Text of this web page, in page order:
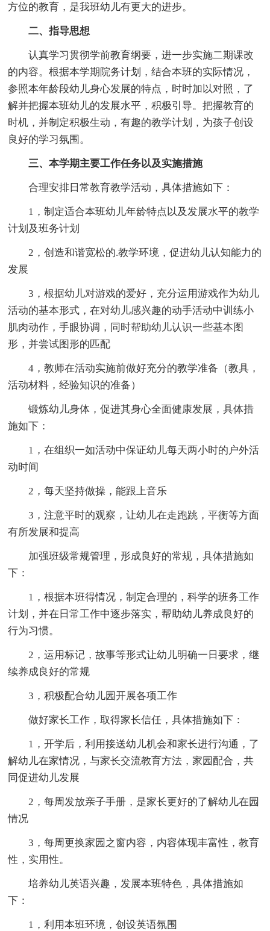
方位的教育，是我班幼儿有更大的进步。
二、指导思想
认真学习贯彻学前教育纲要，进一步实施二期课改
的内容。根据本学期院务计划，结合本班的实际情况，
参照本年龄段幼儿身心发展的特点，时时加以对照，了
解并把握本班幼儿的发展水平，积极引导。把握教育的
时机，并制定积极生动，有趣的教学计划，为孩子创设
良好的学习氛围。
三、本学期主要工作任务以及实施措施
合理安排日常教育教学活动，具体措施如下：
1，制定适合本班幼儿年龄特点以及发展水平的教学
计划及班务计划
2，创造和谐宽松的.教学环境，促进幼儿认知能力的
发展
3，根据幼儿对游戏的爱好，充分运用游戏作为幼儿
活动的基本形式，在对幼儿感兴趣的动手活动中训练小
肌肉动作，手眼协调，同时帮助幼儿认识一些基本图
形，并尝试图形的匹配
4，教师在活动实施前做好充分的教学准备（教具，
活动材料，经验知识的准备）
锻炼幼儿身体，促进其身心全面健康发展，具体措
施如下：
1，在组织一如活动中保证幼儿每天两小时的户外活
动时间
2，每天坚持做操，能跟上音乐
3，注意平时的观察，让幼儿在走跑跳，平衡等方面
有所发展和提高
加强班级常规管理，形成良好的常规，具体措施如
下：
1，根据本班得情况，制定合理的，科学的班务工作
计划，并在日常工作中逐步落实，帮助幼儿养成良好的
行为习惯。
2，运用标记，故事等形式让幼儿明确一日要求，继
续养成良好的常规
3，积极配合幼儿园开展各项工作
做好家长工作，取得家长信任，具体措施如下：
1，开学后，利用接送幼儿机会和家长进行沟通，了
解幼儿在家情况，与家长交流教育方法，家园配合，共
同促进幼儿发展
2，每周发放亲子手册，是家长更好的了解幼儿在园
情况
3，每周更换家园之窗内容，内容体现丰富性，教育
性，实用性。
培养幼儿英语兴趣，发展本班特色，具体措施如
下：
1，利用本班环境，创设英语氛围